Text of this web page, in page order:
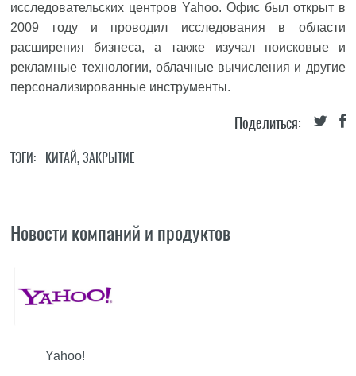
исследовательских центров Yahoo. Офис был открыт в
2009 году и проводил исследования в области
расширения бизнеса, а также изучал поисковые и
рекламные технологии, облачные вычисления и другие
персонализированные инструменты.
Поделиться:
ТЭГИ: КИТАЙ,ЗАКРЫТИЕ
Новости компаний и продуктов
Yahoo!